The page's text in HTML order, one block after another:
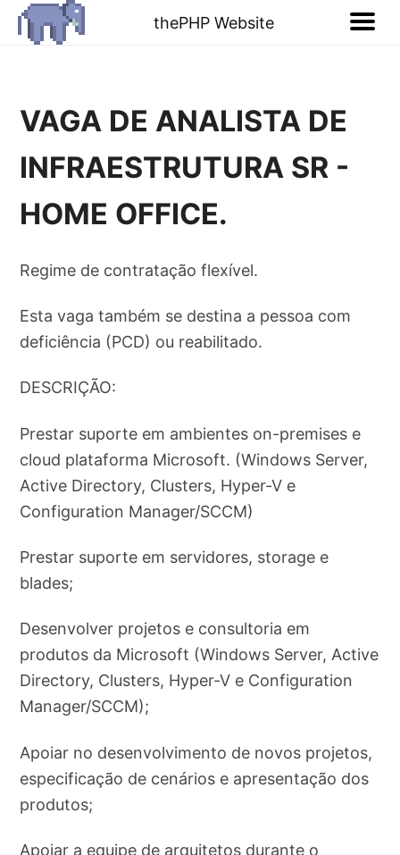
thePHP Website
VAGA DE ANALISTA DE
INFRAESTRUTURA SR -
HOME OFFICE.
Regime de contratação flexível.
Esta vaga também se destina a pessoa com
deficiência (PCD) ou reabilitado.
DESCRIÇÃO:
Prestar suporte em ambientes on-premises e
cloud plataforma Microsoft. (Windows Server,
Active Directory, Clusters, Hyper-V e
Configuration Manager/SCCM)
Prestar suporte em servidores, storage e
blades;
Desenvolver projetos e consultoria em
produtos da Microsoft (Windows Server, Active
Directory, Clusters, Hyper-V e Configuration
Manager/SCCM);
Apoiar no desenvolvimento de novos projetos,
especificação de cenários e apresentação dos
produtos;
Apoiar a equipe de arquitetos durante o